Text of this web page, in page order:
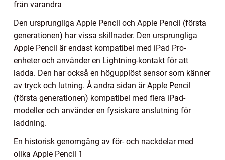
från varandra
Den ursprungliga Apple Pencil och Apple Pencil (första
generationen) har vissa skillnader. Den ursprungliga
Apple Pencil är endast kompatibel med iPad Pro-
enheter och använder en Lightning-kontakt för att
ladda. Den har också en högupplöst sensor som känner
av tryck och lutning. Å andra sidan är Apple Pencil
(första generationen) kompatibel med flera iPad-
modeller och använder en fysiskare anslutning för
laddning.
En historisk genomgång av för- och nackdelar med
olika Apple Pencil 1